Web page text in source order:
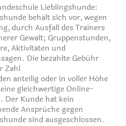
Lieblingshunde:
behält sich vor, wegen
durch Ausfall des Trainers
Gewalt; Gruppenstunden,
Aktivitäten und
Die bezahlte Gebühr
Zahl
anteilig oder in voller Höhe
gleichwertige Online-
Der Kunde hat kein
Ansprüche gegen
sind ausgeschlossen.